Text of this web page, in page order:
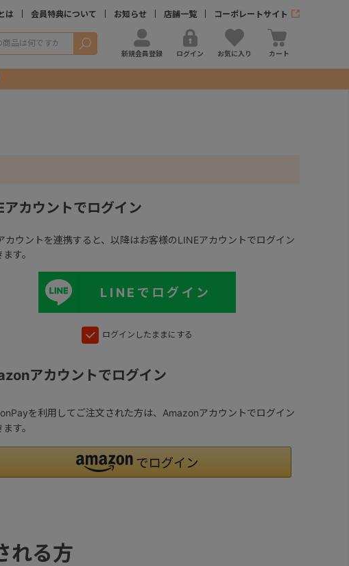
は 会員特典について お知らせ 店舗一覧 コーポレートサイト
検索
新規会員登録 ログイン お気に入り カート
アカウントでログイン
カウントを連携すると、以降はお客様のLINEアカウントでログイン
す。
LINEでログイン
ログインしたままにする
アカウントでログイン
を利用してご注文された方は、Amazonアカウントでログイン
す。
れる方